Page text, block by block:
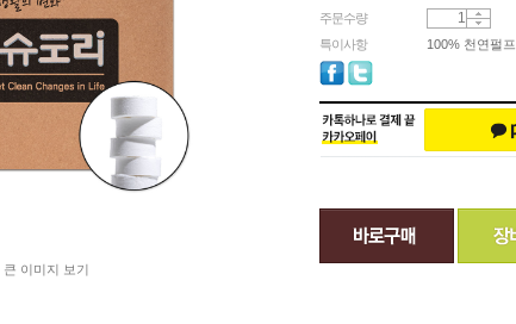
큰 이미지 보기
주문수량
특이사항 100% 천연펄